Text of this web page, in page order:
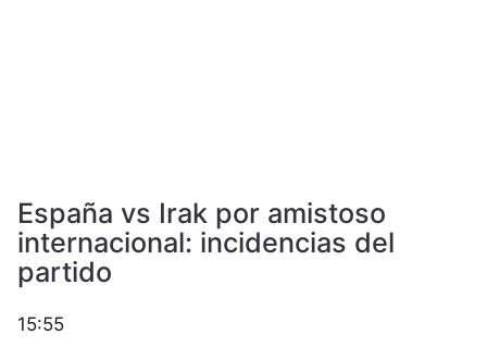
España vs Irak por amistoso
internacional: incidencias del
partido
15:55